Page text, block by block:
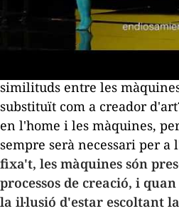
Una altra de les seves
similituds entre les
substituït com a creador
en l'home i les màquines,
sempre serà necessari per a
fixa't, les màquines són
processos de creació, i
la il·lusió d'estar escoltant